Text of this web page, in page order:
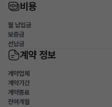
비용
월 납입금
보증금
선납금
계약 정보
계약업체
계약기간
계약종료
잔여개월